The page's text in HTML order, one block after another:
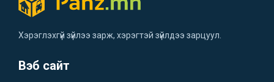
Хэрэглэхгүй зүйлээ зарж, хэрэгтэй зүйлдээ зарцуул.
Вэб сайт